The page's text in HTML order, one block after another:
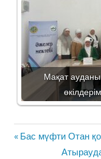
Мақат
Жазба
навигациясы
Previous
Бас мүфти Отан
Next